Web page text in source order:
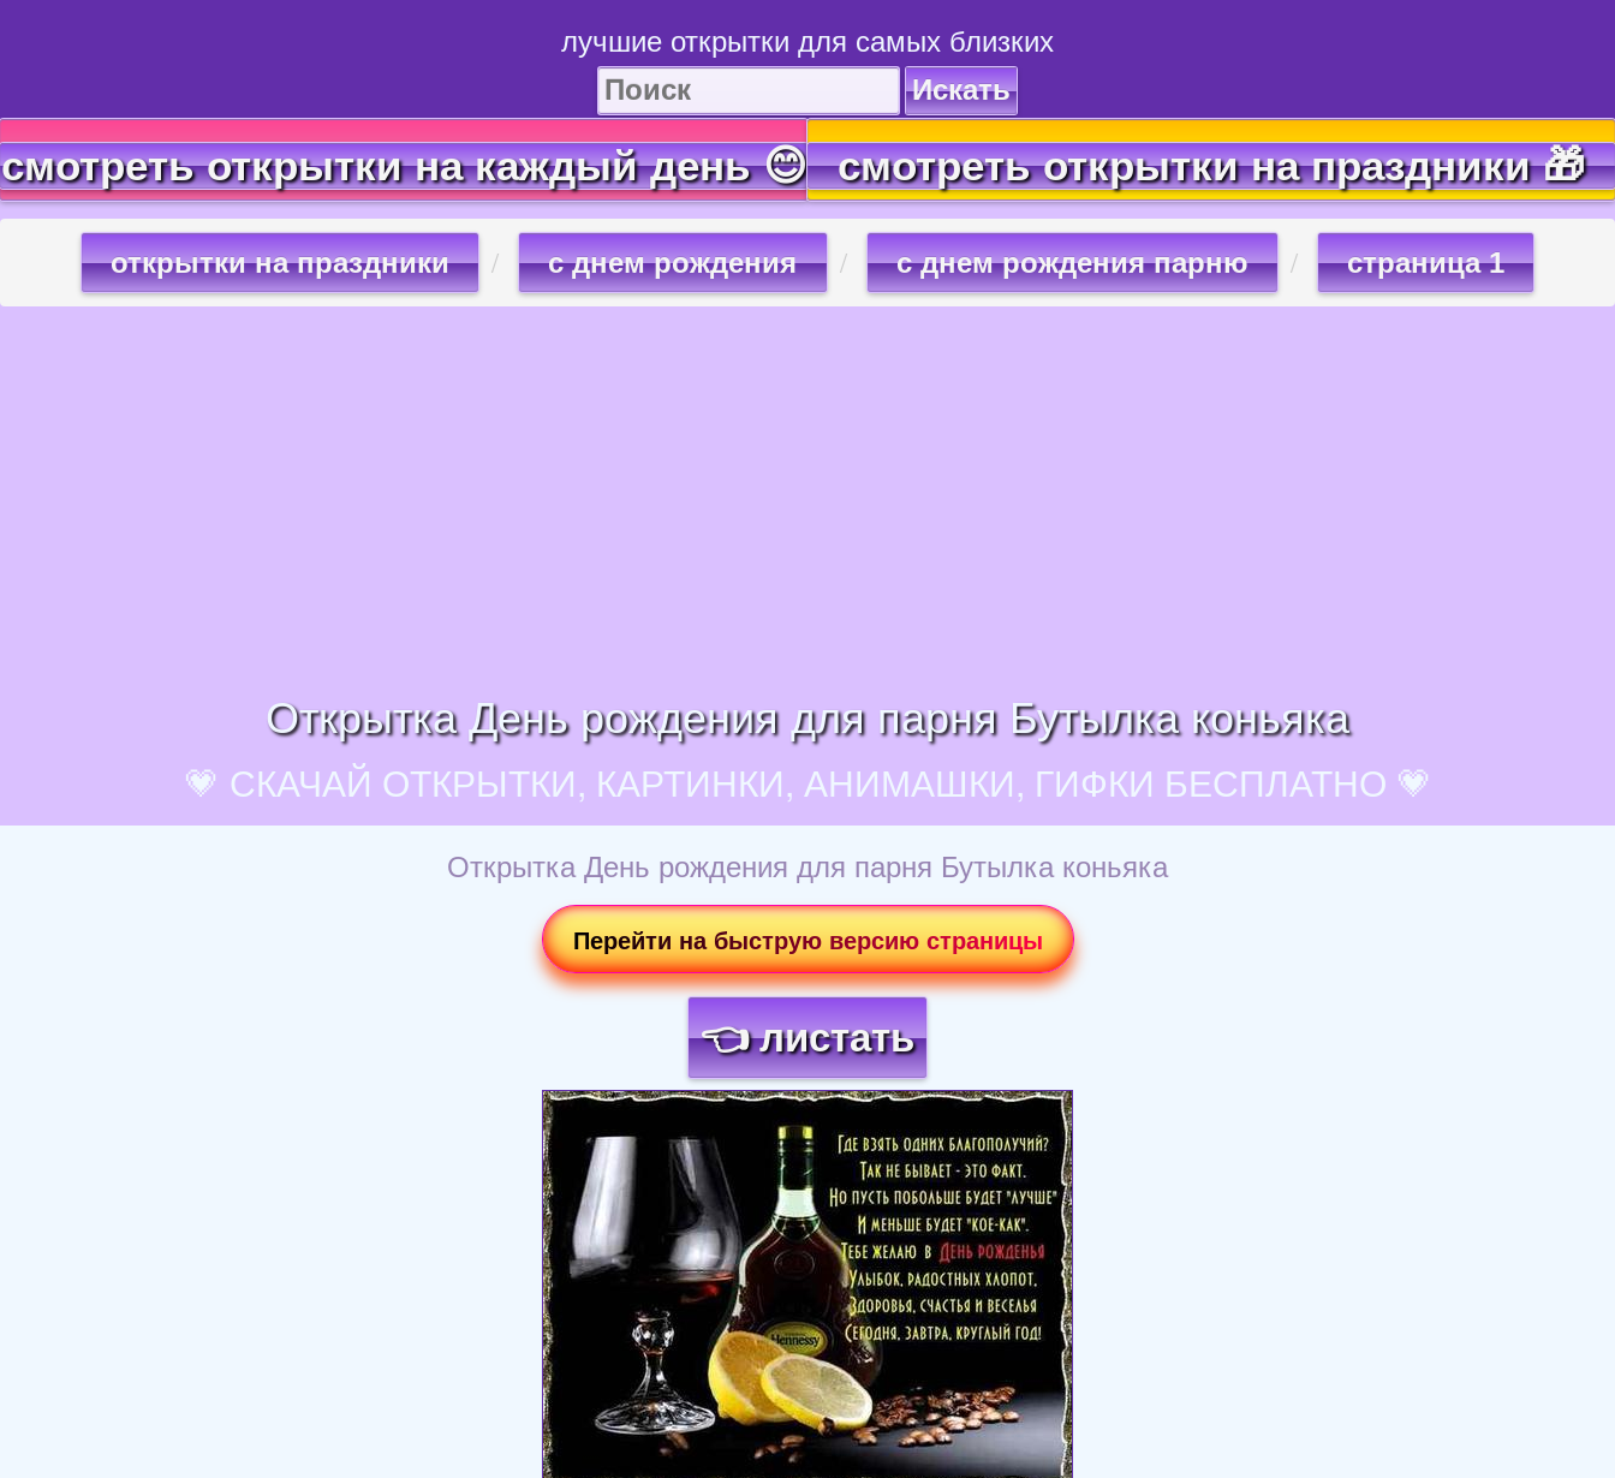
лучшие открытки для самых близких
Искать
смотреть открытки на каждый день 😊 смотреть открытки на праздники 🎁
открытки на праздники с днем рождения с днем рождения парню страница 1
Открытка День рождения для парня Бутылка коньяка
💗 СКАЧАЙ ОТКРЫТКИ, КАРТИНКИ, АНИМАШКИ, ГИФКИ БЕСПЛАТНО 💗
Открытка День рождения для парня Бутылка коньяка
Перейти на быструю версию страницы
👈 листать
Загрузка картинки...